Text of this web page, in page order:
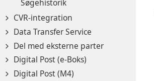
Søgehistorik
CVR-integration
Data Transfer Service
Del med eksterne parter
Digital Post (e-Boks)
Digital Post (M4)